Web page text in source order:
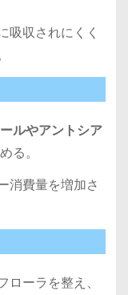
吸収されにくく
ルやアントシア
る。
消費量を増加さ
ーラを整え、